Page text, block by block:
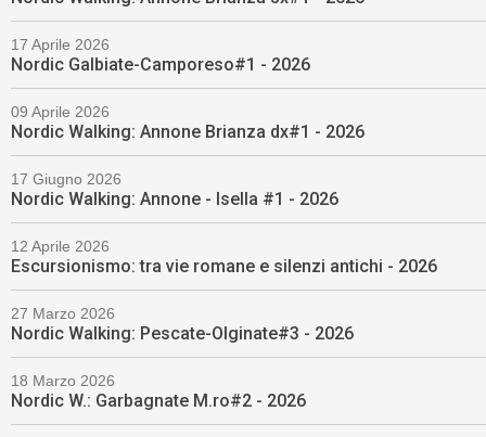
17 Aprile 2026
Nordic Galbiate-Camporeso#1 - 2026
09 Aprile 2026
Nordic Walking: Annone Brianza dx#1 - 2026
17 Giugno 2026
Nordic Walking: Annone - Isella #1 - 2026
12 Aprile 2026
Escursionismo: tra vie romane e silenzi antichi - 2026
27 Marzo 2026
Nordic Walking: Pescate-Olginate#3 - 2026
18 Marzo 2026
Nordic W.: Garbagnate M.ro#2 - 2026